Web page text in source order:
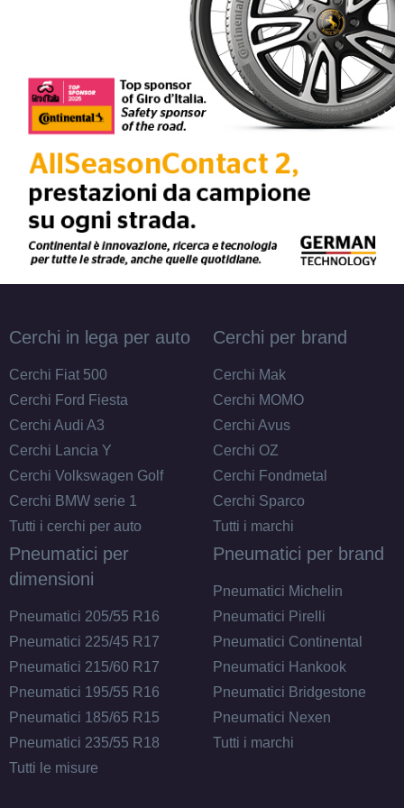
Cerchi in lega per auto
Cerchi Fiat 500
Cerchi Ford Fiesta
Cerchi Audi A3
Cerchi Lancia Y
Cerchi Volkswagen Golf
Cerchi BMW serie 1
Tutti i cerchi per auto
Cerchi per brand
Cerchi Mak
Cerchi MOMO
Cerchi Avus
Cerchi OZ
Cerchi Fondmetal
Cerchi Sparco
Tutti i marchi
Pneumatici per
dimensioni
Pneumatici 205/55 R16
Pneumatici 225/45 R17
Pneumatici 215/60 R17
Pneumatici 195/55 R16
Pneumatici 185/65 R15
Pneumatici 235/55 R18
Tutti le misure
Pneumatici per brand
Pneumatici Michelin
Pneumatici Pirelli
Pneumatici Continental
Pneumatici Hankook
Pneumatici Bridgestone
Pneumatici Nexen
Tutti i marchi